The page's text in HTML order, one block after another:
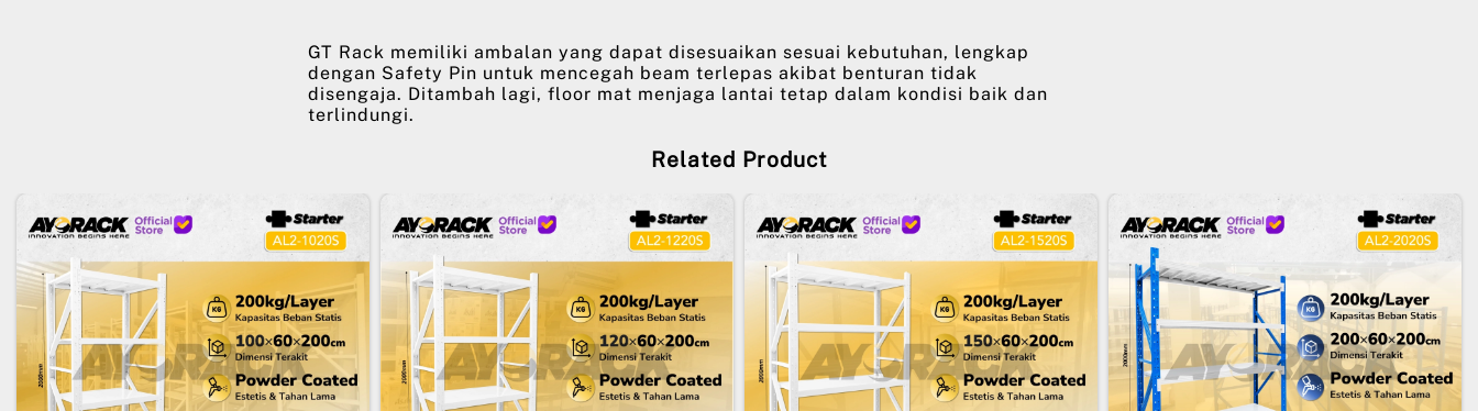
GT Rack memiliki ambalan yang dapat disesuaikan sesuai kebutuhan, lengkap
dengan Safety Pin untuk mencegah beam terlepas akibat benturan tidak
disengaja. Ditambah lagi, floor mat menjaga lantai tetap dalam kondisi baik dan
terlindungi.
Related Product